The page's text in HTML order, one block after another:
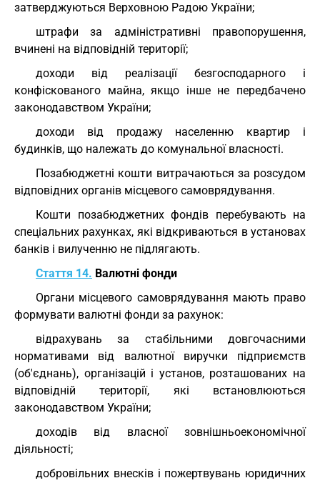
затверджуються Верховною Радою України;
штрафи за адміністративні правопорушення,
вчинені на відповідній території;
доходи від реалізації безгосподарного і
конфіскованого майна, якщо інше не передбачено
законодавством України;
доходи від продажу населенню квартир і
будинків, що належать до комунальної власності.
Позабюджетні кошти витрачаються за розсудом
відповідних органів місцевого самоврядування.
Кошти позабюджетних фондів перебувають на
спеціальних рахунках, які відкриваються в установах
банків і вилученню не підлягають.
Стаття 14. Валютні фонди
Органи місцевого самоврядування мають право
формувати валютні фонди за рахунок:
відрахувань за стабільними довгочасними
нормативами від валютної виручки підприємств
(об'єднань), організацій і установ, розташованих на
відповідній території, які встановлюються
законодавством України;
доходів від власної зовнішньоекономічної
діяльності;
добровільних внесків і пожертвувань юридичних